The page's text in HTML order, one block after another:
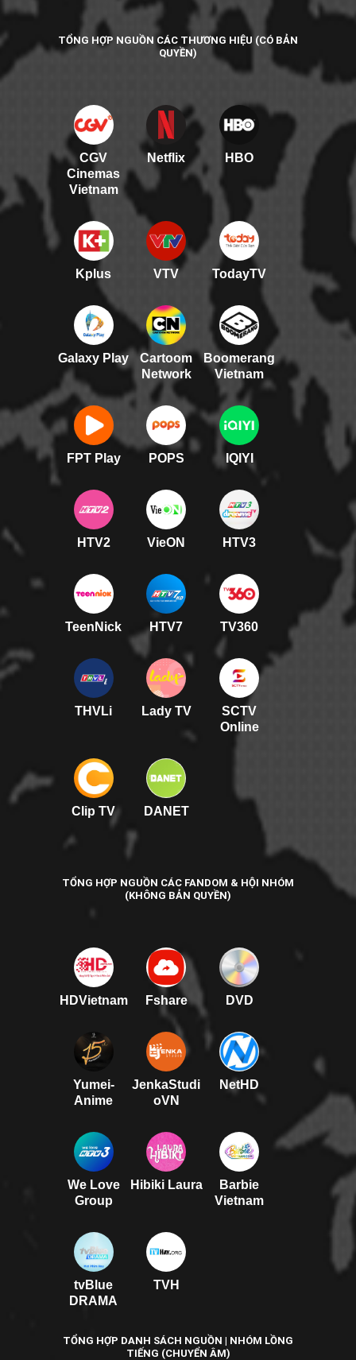
TỔNG HỢP NGUỒN CÁC THƯƠNG HIỆU (CÓ BẢN
QUYỀN)
CGV
Cinemas
Vietnam
Netflix HBO
Kplus VTV TodayTV
Galaxy Play
Cartoom
Network
Boomerang
Vietnam
FPT Play POPS IQIYI
HTV2 VieON HTV3
TeenNick HTV7 TV360
THVLi Lady TV
SCTV
Online
Clip TV DANET
TỔNG HỢP NGUỒN CÁC FANDOM & HỘI NHÓM
(KHÔNG BẢN QUYỀN)
HDVietnam Fshare DVD
Yumei-
Anime
JenkaStudi
oVN
NetHD
We Love
Group
Hibiki Laura
Barbie
Vietnam
tvBlue
DRAMA
TVH
TỔNG HỢP DANH SÁCH NGUỒN | NHÓM LỒNG
TIẾNG (CHUYỂN ÂM)